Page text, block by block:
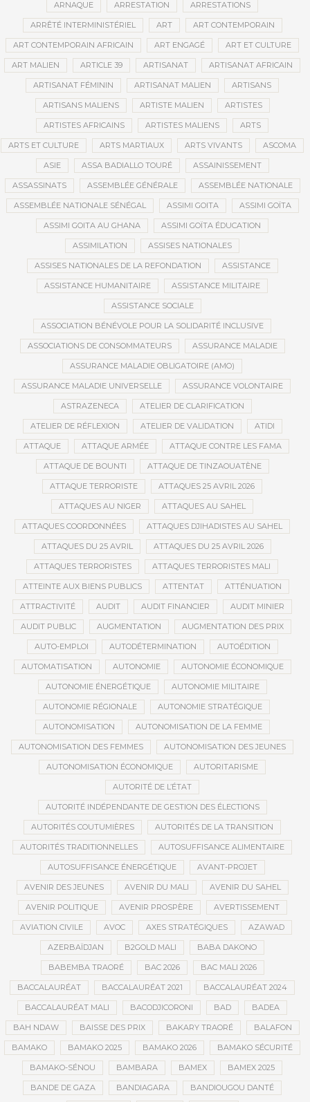
ARNAQUE ARRESTATION ARRESTATIONS
ARRÊTÉ INTERMINISTÉRIEL ART ART CONTEMPORAIN
ART CONTEMPORAIN AFRICAIN ART ENGAGÉ ART ET CULTURE
ART MALIEN ARTICLE 39 ARTISANAT ARTISANAT AFRICAIN
ARTISANAT FÉMININ ARTISANAT MALIEN ARTISANS
ARTISANS MALIENS ARTISTE MALIEN ARTISTES
ARTISTES AFRICAINS ARTISTES MALIENS ARTS
ARTS ET CULTURE ARTS MARTIAUX ARTS VIVANTS ASCOMA
ASIE ASSA BADIALLO TOURÉ ASSAINISSEMENT
ASSASSINATS ASSEMBLÉE GÉNÉRALE ASSEMBLÉE NATIONALE
ASSEMBLÉE NATIONALE SÉNÉGAL ASSIMI GOITA ASSIMI GOÏTA
ASSIMI GOITA AU GHANA ASSIMI GOÏTA ÉDUCATION
ASSIMILATION ASSISES NATIONALES
ASSISES NATIONALES DE LA REFONDATION ASSISTANCE
ASSISTANCE HUMANITAIRE ASSISTANCE MILITAIRE
ASSISTANCE SOCIALE
ASSOCIATION BÉNÉVOLE POUR LA SOLIDARITÉ INCLUSIVE
ASSOCIATIONS DE CONSOMMATEURS ASSURANCE MALADIE
ASSURANCE MALADIE OBLIGATOIRE (AMO)
ASSURANCE MALADIE UNIVERSELLE ASSURANCE VOLONTAIRE
ASTRAZENECA ATELIER DE CLARIFICATION
ATELIER DE RÉFLEXION ATELIER DE VALIDATION ATIDI
ATTAQUE ATTAQUE ARMÉE ATTAQUE CONTRE LES FAMA
ATTAQUE DE BOUNTI ATTAQUE DE TINZAOUATÈNE
ATTAQUE TERRORISTE ATTAQUES 25 AVRIL 2026
ATTAQUES AU NIGER ATTAQUES AU SAHEL
ATTAQUES COORDONNÉES ATTAQUES DJIHADISTES AU SAHEL
ATTAQUES DU 25 AVRIL ATTAQUES DU 25 AVRIL 2026
ATTAQUES TERRORISTES ATTAQUES TERRORISTES MALI
ATTEINTE AUX BIENS PUBLICS ATTENTAT ATTÉNUATION
ATTRACTIVITÉ AUDIT AUDIT FINANCIER AUDIT MINIER
AUDIT PUBLIC AUGMENTATION AUGMENTATION DES PRIX
AUTO-EMPLOI AUTODÉTERMINATION AUTOÉDITION
AUTOMATISATION AUTONOMIE AUTONOMIE ÉCONOMIQUE
AUTONOMIE ÉNERGÉTIQUE AUTONOMIE MILITAIRE
AUTONOMIE RÉGIONALE AUTONOMIE STRATÉGIQUE
AUTONOMISATION AUTONOMISATION DE LA FEMME
AUTONOMISATION DES FEMMES AUTONOMISATION DES JEUNES
AUTONOMISATION ÉCONOMIQUE AUTORITARISME
AUTORITÉ DE L’ÉTAT
AUTORITÉ INDÉPENDANTE DE GESTION DES ÉLECTIONS
AUTORITÉS COUTUMIÈRES AUTORITÉS DE LA TRANSITION
AUTORITÉS TRADITIONNELLES AUTOSUFFISANCE ALIMENTAIRE
AUTOSUFFISANCE ÉNERGÉTIQUE AVANT-PROJET
AVENIR DES JEUNES AVENIR DU MALI AVENIR DU SAHEL
AVENIR POLITIQUE AVENIR PROSPÈRE AVERTISSEMENT
AVIATION CIVILE AVOC AXES STRATÉGIQUES AZAWAD
AZERBAÏDJAN B2GOLD MALI BABA DAKONO
BABEMBA TRAORÉ BAC 2026 BAC MALI 2026
BACCALAURÉAT BACCALAURÉAT 2021 BACCALAURÉAT 2024
BACCALAURÉAT MALI BACODJICORONI BAD BADEA
BAH NDAW BAISSE DES PRIX BAKARY TRAORÉ BALAFON
BAMAKO BAMAKO 2025 BAMAKO 2026 BAMAKO SÉCURITÉ
BAMAKO-SÉNOU BAMBARA BAMEX BAMEX 2025
BANDE DE GAZA BANDIAGARA BANDIOUGOU DANTÉ